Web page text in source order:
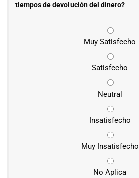
tiempos de devolución del dinero?
Muy Satisfecho
Satisfecho
Neutral
Insatisfecho
Muy Insatisfecho
No Aplica